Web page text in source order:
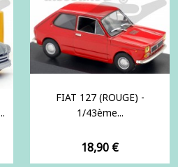
FIAT 127 (ROUGE) -
1/43ème...
Prix
18,90 €